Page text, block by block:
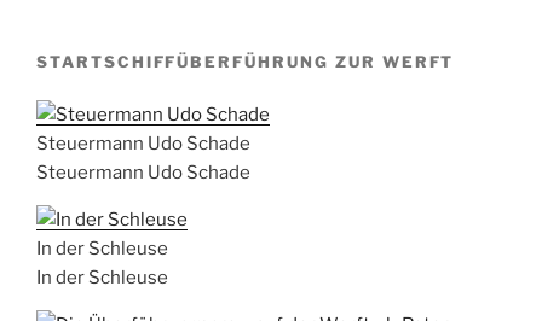
STARTSCHIFFÜBERFÜHRUNG ZUR WERFT
Steuermann Udo Schade
Steuermann Udo Schade
In der Schleuse
In der Schleuse